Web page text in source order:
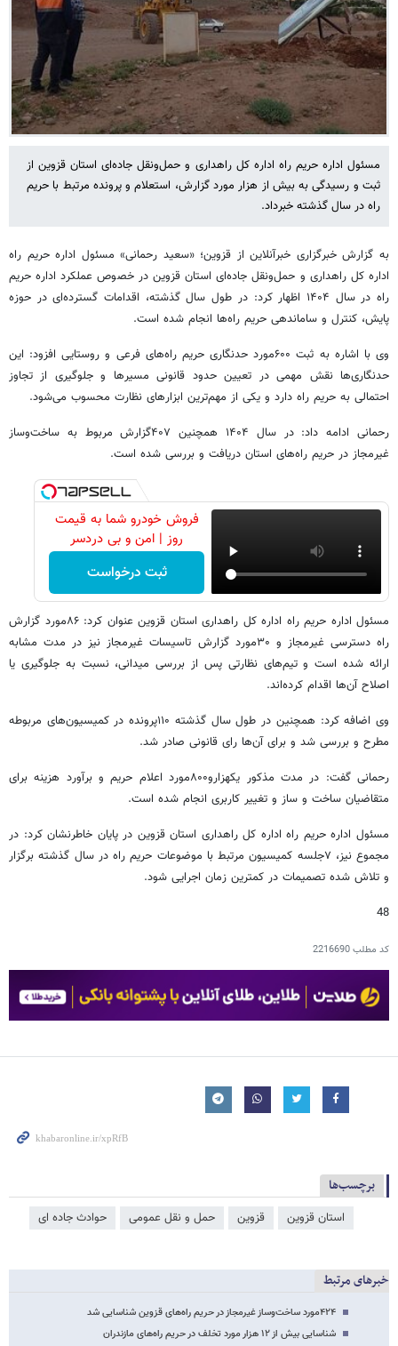
مسئول اداره حریم راه اداره کل راهداری و حمل‌ونقل جاده‌ای استان قزوین از
ثبت و رسیدگی به بیش از هزار مورد گزارش، استعلام و پرونده مرتبط با حریم
راه در سال گذشته خبرداد.
به گزارش خبرگزاری خبرآنلاین از قزوین؛ «سعید رحمانی» مسئول اداره حریم راه
اداره کل راهداری و حمل‌ونقل جاده‌ای استان قزوین در خصوص عملکرد اداره حریم
راه در سال ۱۴۰۴ اظهار کرد: در طول سال گذشته، اقدامات گسترده‌ای در حوزه
پایش، کنترل و ساماندهی حریم راه‌ها انجام شده است.
وی با اشاره به ثبت ۶۰۰مورد حدنگاری حریم راه‌های فرعی و روستایی افزود: این
حدنگاری‌ها نقش مهمی در تعیین حدود قانونی مسیرها و جلوگیری از تجاوز
احتمالی به حریم راه دارد و یکی از مهم‌ترین ابزارهای نظارت محسوب می‌شود.
رحمانی ادامه داد: در سال ۱۴۰۴ همچنین ۴۰۷گزارش مربوط به ساخت‌وساز
غیرمجاز در حریم راه‌های استان دریافت و بررسی شده است.
فروش خودرو شما به قیمت
روز | امن و بی دردسر
ثبت درخواست
مسئول اداره حریم راه اداره کل راهداری استان قزوین عنوان کرد: ۸۶مورد گزارش
راه دسترسی غیرمجاز و ۳۰مورد گزارش تاسیسات غیرمجاز نیز در مدت مشابه
ارائه شده است و تیم‌های نظارتی پس از بررسی میدانی، نسبت به جلوگیری یا
اصلاح آن‌ها اقدام کرده‌اند.
وی اضافه کرد: همچنین در طول سال گذشته ۱۱۰پرونده در کمیسیون‌های مربوطه
مطرح و بررسی شد و برای آن‌ها رای قانونی صادر شد.
رحمانی گفت: در مدت مذکور یکهزارو۸۰۰مورد اعلام حریم و برآورد هزینه برای
متقاضیان ساخت و ساز و تغییر کاربری انجام شده است.
مسئول اداره حریم راه اداره کل راهداری استان قزوین در پایان خاطرنشان کرد: در
مجموع نیز، ۷جلسه کمیسیون مرتبط با موضوعات حریم راه در سال گذشته برگزار
و تلاش شده تصمیمات در کمترین زمان اجرایی شود.
48
کد مطلب2216690
برچسب‌ها
استان قزوین قزوین حمل و نقل عمومی حوادث جاده ای
خبرهای مرتبط
۴۲۴مورد ساخت‌وساز غیرمجاز در حریم راه‌های قزوین شناسایی شد
شناسایی بیش از ۱۲ هزار مورد تخلف در حریم راه‌های مازندران